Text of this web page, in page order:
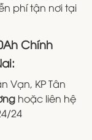
phí tận nơi tại
Chính
Vạn, KP Tân
hoặc liên hệ
24